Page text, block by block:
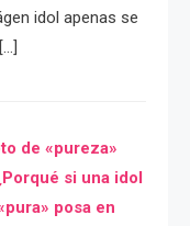
idol apenas se
de «pureza»
si una idol
posa en